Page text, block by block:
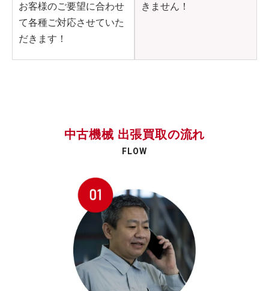
お客様のご要望に合わせ
て各種ご対応させていた
だきます！
きません！
中古機械 出張買取の流れ
FLOW